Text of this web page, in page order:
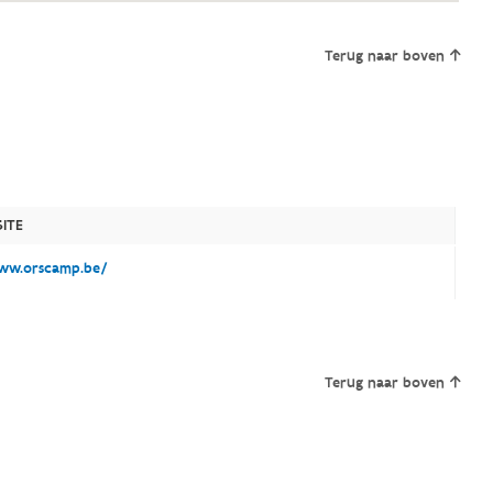
Terug naar boven
Terug naar boven